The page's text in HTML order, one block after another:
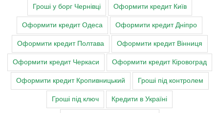
Гроші у борг Чернівці Оформити кредит Київ
Оформити кредит Одеса Оформити кредит Дніпро
Оформити кредит Полтава Оформити кредит Вінниця
Оформити кредит Черкаси Оформити кредит Кіровоград
Оформити кредит Кропивницький Гроші під контролем
Гроші під ключ Кредити в Україні